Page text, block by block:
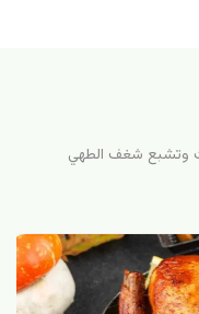
وتشبع شغف الطهي